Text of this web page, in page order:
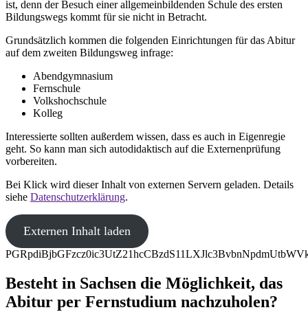
ist, denn der Besuch einer allgemeinbildenden Schule des ersten
Bildungswegs kommt für sie nicht in Betracht.
Grundsätzlich kommen die folgenden Einrichtungen für das Abitur
auf dem zweiten Bildungsweg infrage:
Abendgymnasium
Fernschule
Volkshochschule
Kolleg
Interessierte sollten außerdem wissen, dass es auch in Eigenregie
geht. So kann man sich autodidaktisch auf die Externenprüfung
vorbereiten.
Bei Klick wird dieser Inhalt von externen Servern geladen. Details
siehe Datenschutzerklärung.
Externen Inhalt laden
Besteht in Sachsen die Möglichkeit, das
Abitur per Fernstudium nachzuholen?